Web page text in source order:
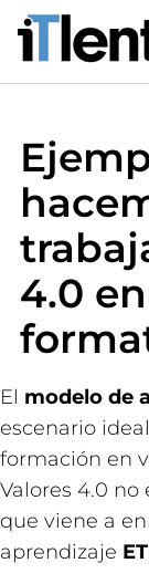
4.0
El modelo de
escenario
formación en
Valores 4.0
que viene a
aprendizaje